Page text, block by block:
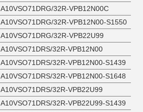
A10VSO71DRG/32R-VPB12N00C
A10VSO71DRG/32R-VPB12N00-S1550
A10VSO71DRG/32R-VPB22U99
A10VSO71DRS/32R-VPB12N00
A10VSO71DRS/32R-VPB12N00-S1439
A10VSO71DRS/32R-VPB12N00-S1648
A10VSO71DRS/32R-VPB22U99
A10VSO71DRS/32R-VPB22U99-S1439